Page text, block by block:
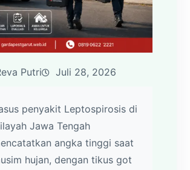
Putri Juli 28, 2026
penyakit Leptospirosis di
Jawa Tengah
angka tinggi saat
hujan, dengan tikus got